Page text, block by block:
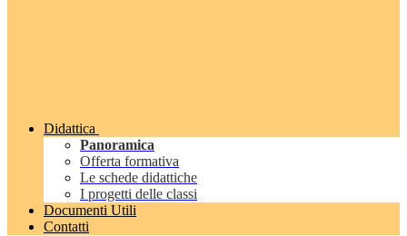
Didattica
Panoramica
Offerta formativa
Le schede didattiche
I progetti delle classi
Documenti Utili
Contatti